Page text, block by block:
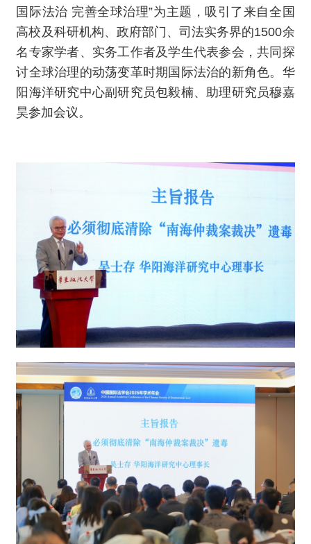
国际法治 完善全球治理”为主题，吸引了来自全国
高校及科研机构、政府部门、司法实务界的1500余
名专家学者、实务工作者及学生代表参会，共同探
讨全球治理的动荡变革时期国际法治的新角色。华
阳海洋研究中心副研究员包毅楠、助理研究员穆嘉
昊参加会议。